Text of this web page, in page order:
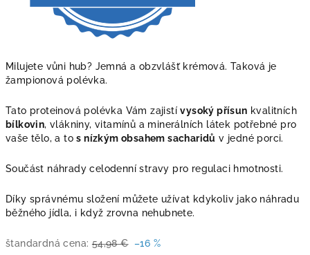
Milujete vůni hub? Jemná a obzvlášť krémová. Taková je
žampionová polévka.
Tato proteinová polévka Vám zajistívysoký přísun kvalitních
bílkovin, vlákniny, vitamínů a minerálních látek potřebné pro
vaše tělo, a tos nízkým obsahem sacharidů v jedné porci.
Součást náhrady celodenní stravy pro regulaci hmotnosti.
Díky správnému složení můžete užívat kdykoliv jako náhradu
běžného jídla, i když zrovna nehubnete.
štandardná cena: 54,98 € –16 %